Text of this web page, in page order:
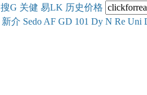
搜G 关健 易LK 历史价格
新介 Sedo AF GD 101 Dy N Re Uni